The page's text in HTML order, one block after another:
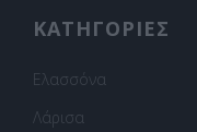
ΚΑΤΗΓΟΡΙΕΣ
Ελασσόνα
Λάρισα